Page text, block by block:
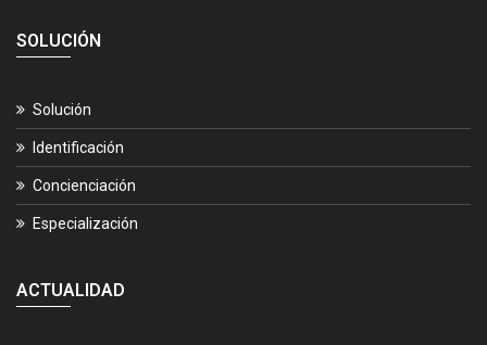
SOLUCIÓN
Solución
Identificación
Concienciación
Especialización
ACTUALIDAD